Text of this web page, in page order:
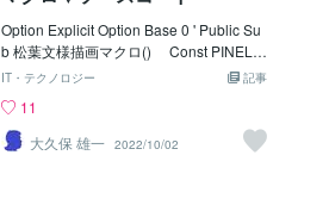
p As In
Option Explicit Option Base 0 ' Public Su
b 松葉文様描画マクロ() Const PINELE
FT = 100 '描画開始位置Ｘ Const
' Const PINEVSPC = 25 '横-間
隔 Const PINEHSPC = 30 '縦-間
隔 Const PINECOLS = 10 '横/描
記事
IT・テクノロジー
11
大久保 雄一 2022/10/02